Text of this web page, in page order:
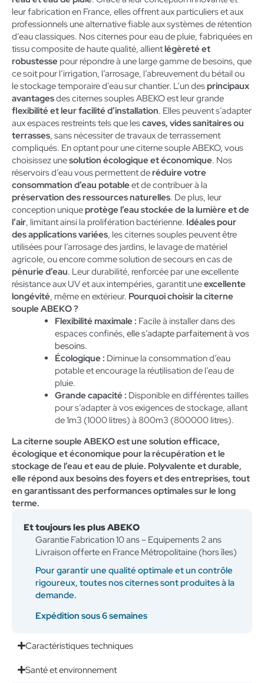
leur fabrication en France, elles offrent aux particuliers et aux
professionnels une alternative fiable aux systèmes de rétention
d’eau classiques. Nos citernes pour eau de pluie, fabriquées en
tissu composite de haute qualité, allientlégèreté et
robustesse pour répondre à une large gamme de besoins, que
ce soit pour l’irrigation, l’arrosage, l’abreuvement du bétail ou
le stockage temporaire d’eau sur chantier. L’un desprincipaux
avantagesdes citernes souples ABEKO est leur grande
flexibilité et leur facilité d’installation. Elles peuvent s’adapter
aux espaces restreints tels que lescaves, vides sanitaires ou
terrasses, sans nécessiter de travaux de terrassement
compliqués. En optant pour une citerne souple ABEKO, vous
choisissez unesolution écologique et économique. Nos
réservoirs d’eau vous permettent deréduire votre
consommation d’eau potableet de contribuer à la
préservation des ressources naturelles. De plus, leur
conception uniqueprotège l’eau stockée de la lumière et de
l’air, limitant ainsi la prolifération bactérienne. Idéales pour
des applications variées, les citernes souples peuvent être
utilisées pour l’arrosage des jardins, le lavage de matériel
agricole, ou encore comme solution de secours en cas de
pénurie d’eau. Leur durabilité, renforcée par une excellente
résistance aux UV et aux intempéries, garantit uneexcellente
longévité, même en extérieur. Pourquoi choisir la citerne
souple ABEKO ?
Flexibilité maximale : Facile à installer dans des
espaces confinés, elle s’adapte parfaitement à vos
besoins.
Écologique : Diminue la consommation d’eau
potable et encourage la réutilisation de l’eau de
pluie.
Grande capacité : Disponible en différentes tailles
pour s’adapter à vos exigences de stockage, allant
de 1m3 (1000 litres) à 800m3 (800000 litres).
La citerne souple ABEKO est une solution efficace,
écologique et économique pour la récupération et le
stockage de l’eau et eau de pluie. Polyvalente et durable,
elle répond aux besoins des foyers et des entreprises, tout
en garantissant des performances optimales sur le long
terme.
Et toujours les plus ABEKO
Garantie Fabrication 10 ans – Equipements 2 ans
Livraison offerte en France Métropolitaine (hors îles)
Pour garantir une qualité optimale et un contrôle
rigoureux, toutes nos citernes sont produites à la
demande.
Expédition sous 6 semaines
Caractéristiques techniques
Santé et environnement